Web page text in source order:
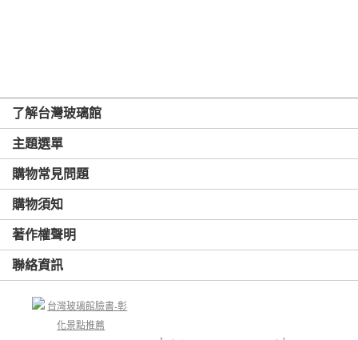
了解台灣玻璃館
主題選單
購物常見問題
購物須知
著作權聲明
聯絡資訊